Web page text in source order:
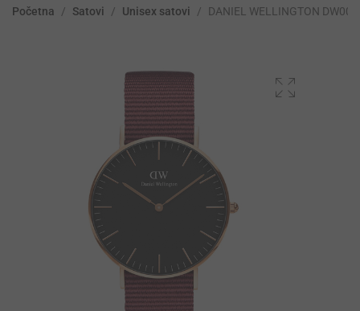
Početna / Satovi / Unisex satovi / DANIEL WELLINGTON